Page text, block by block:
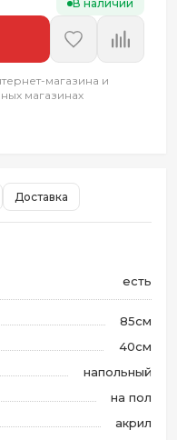
В наличии
магазина и
магазинах
Доставка
есть
85см
40см
напольный
на пол
акрил